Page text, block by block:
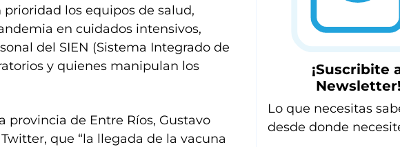
los equipos de salud,
en cuidados intensivos,
del SIEN (Sistema Integrado de
y quienes manipulan los
provincia de Entre Ríos, Gustavo
que “la llegada de la vacuna
¡Suscribite
Newsletter!
Lo que necesitas
desde donde